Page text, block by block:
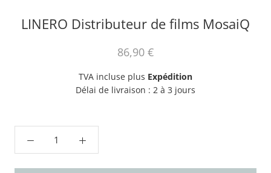
LINERO Distributeur de films MosaiQ
86,90 €
TVA incluse plus Expédition
Délai de livraison : 2 à 3 jours